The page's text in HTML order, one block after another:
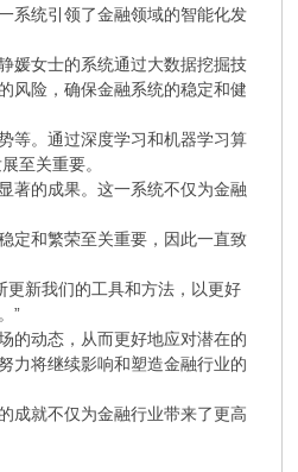
系统引领了金融领域的智能化发
媛女士的系统通过大数据挖掘技
风险，确保金融系统的稳定和健
等。通过深度学习和机器学习算
至关重要。
著的成果。这一系统不仅为金融
定和繁荣至关重要，因此一直致
更新我们的工具和方法，以更好
”
的动态，从而更好地应对潜在的
力将继续影响和塑造金融行业的
成就不仅为金融行业带来了更高